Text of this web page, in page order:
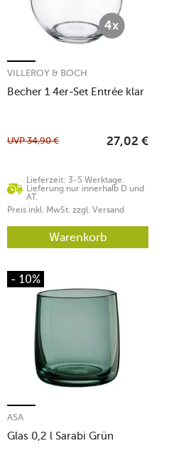
Becher 1 4er-Set Entrée klar
VILLEROY & BOCH
Lieferzeit: 3-5 Werktage.
Lieferung nur innerhalb D und
AT.
UVP34,90 € 27,02 €
Preis inkl. MwSt. zzgl. Versand
Warenkorb
- 10%
Glas 0,2 l Sarabi Grün
ASA